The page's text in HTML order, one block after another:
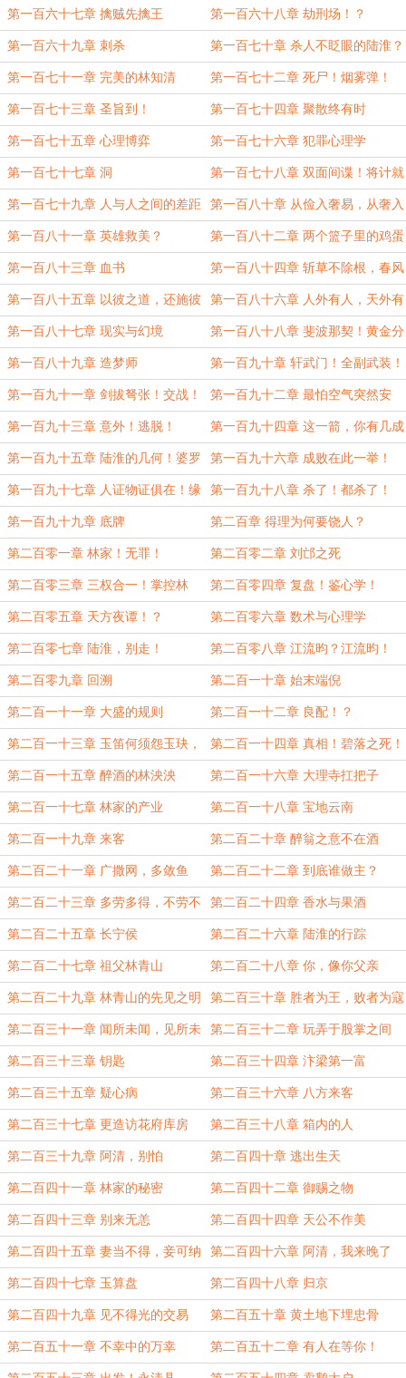
肉
第一百六十七章 擒贼先擒王 第一百六十八章 劫刑场！？
第一百六十九章 刺杀 第一百七十章 杀人不眨眼的陆淮？
第一百七十一章 完美的林知清 第一百七十二章 死尸！烟雾弹！
第一百七十三章 圣旨到！ 第一百七十四章 聚散终有时
第一百七十五章 心理博弈 第一百七十六章 犯罪心理学
第一百七十七章 洞 第一百七十八章 双面间谍！将计就
计！
第一百七十九章 人与人之间的差距 第一百八十章 从俭入奢易，从奢入
俭难
第一百八十一章 英雄救美？ 第一百八十二章 两个篮子里的鸡蛋
第一百八十三章 血书 第一百八十四章 斩草不除根，春风
吹又生
第一百八十五章 以彼之道，还施彼
身
第一百八十六章 人外有人，天外有
天
第一百八十七章 现实与幻境 第一百八十八章 斐波那契！黄金分
割数列！
第一百八十九章 造梦师 第一百九十章 轩武门！全副武装！
第一百九十一章 剑拔弩张！交战！ 第一百九十二章 最怕空气突然安
静！
第一百九十三章 意外！逃脱！ 第一百九十四章 这一箭，你有几成
把握？
第一百九十五章 陆淮的几何！婆罗
摩笈多模型！
第一百九十六章 成败在此一举！
第一百九十七章 人证物证俱在！缘
何要等？
第一百九十八章 杀了！都杀了！
第一百九十九章 底牌 第二百章 得理为何要饶人？
第二百零一章 林家！无罪！ 第二百零二章 刘邙之死
第二百零三章 三权合一！掌控林
家！
第二百零四章 复盘！鉴心学！
第二百零五章 天方夜谭！？ 第二百零六章 数术与心理学
第二百零七章 陆淮，别走！ 第二百零八章 江流昀？江流昀！
第二百零九章 回溯 第二百一十章 始末端倪
第二百一十一章 大盛的规则 第二百一十二章 良配！？
第二百一十三章 玉笛何须怨玉玦，
合欢不入王侯家
第二百一十四章 真相！碧落之死！
第二百一十五章 醉酒的林泱泱 第二百一十六章 大理寺扛把子
第二百一十七章 林家的产业 第二百一十八章 宝地云南
第二百一十九章 来客 第二百二十章 醉翁之意不在酒
第二百二十一章 广撒网，多敛鱼 第二百二十二章 到底谁做主？
第二百二十三章 多劳多得，不劳不
得
第二百二十四章 香水与果酒
第二百二十五章 长宁侯 第二百二十六章 陆淮的行踪
第二百二十七章 祖父林青山 第二百二十八章 你，像你父亲
第二百二十九章 林青山的先见之明 第二百三十章 胜者为王，败者为寇
第二百三十一章 闻所未闻，见所未
见
第二百三十二章 玩弄于股掌之间
第二百三十三章 钥匙 第二百三十四章 汴梁第一富
第二百三十五章 疑心病 第二百三十六章 八方来客
第二百三十七章 更造访花府库房 第二百三十八章 箱内的人
第二百三十九章 阿清，别怕 第二百四十章 逃出生天
第二百四十一章 林家的秘密 第二百四十二章 御赐之物
第二百四十三章 别来无恙 第二百四十四章 天公不作美
第二百四十五章 妻当不得，妾可纳
之
第二百四十六章 阿清，我来晚了
第二百四十七章 玉算盘 第二百四十八章 归京
第二百四十九章 见不得光的交易 第二百五十章 黄土地下埋忠骨
第二百五十一章 不幸中的万幸 第二百五十二章 有人在等你！